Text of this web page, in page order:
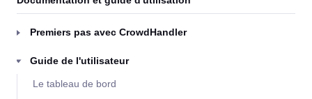
Premiers pas avec CrowdHandler
Guide de l'utilisateur
Le tableau de bord